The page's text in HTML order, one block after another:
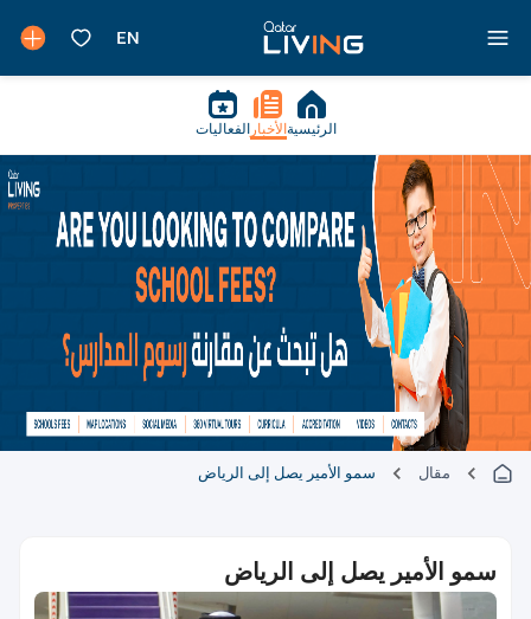
الرئيسية الأخبار الفعاليات
مقال سمو الأمير يصل إلى الرياض
سمو الأمير يصل إلى الرياض